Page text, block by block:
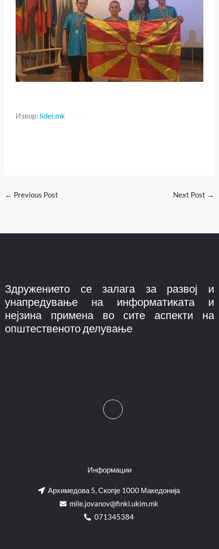
Извор: lider.mk
← Previous Post Next Post →
Здружението се залага за развој и
унапредување на информатиката и
нејзина примена во сите аспекти на
општественото делување
Информации
Архимедова 5, Скопје 1000 Македонија
mile.jovanov@finki.ukim.mk​
071345384